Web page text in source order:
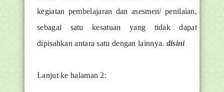
kegiatan pembelajaran dan asesmen/ penilaian,
sebagai satu kesatuan yang tidak dapat
dipisahkan antara satu dengan lainnya. disini
Lanjut ke halaman 2: